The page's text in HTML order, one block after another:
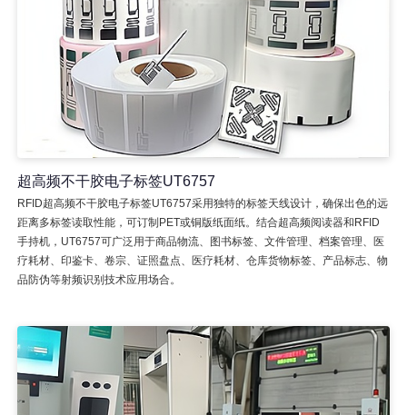
超高频不干胶电子标签UT6757
RFID超高频不干胶电子标签UT6757采用独特的标签天线设计，确保出色的远
距离多标签读取性能，可订制PET或铜版纸面纸。结合超高频阅读器和RFID
手持机，UT6757可广泛用于商品物流、图书标签、文件管理、档案管理、医
疗耗材、印鉴卡、卷宗、证照盘点、医疗耗材、仓库货物标签、产品标志、物
品防伪等射频识别技术应用场合。